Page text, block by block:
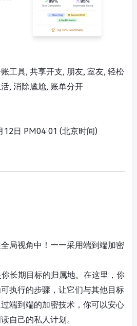
账工具, 共享开支, 朋友, 室友, 轻松
, 消除尴尬, 账单分开
12日 PM04:01 (北京时间)
全局视角中！——采用端到端加密
你长期目标的归属地。在这里，你
执行的步骤，让它们与其他目标
端到端的加密技术，你可以安心
自己的私人计划。